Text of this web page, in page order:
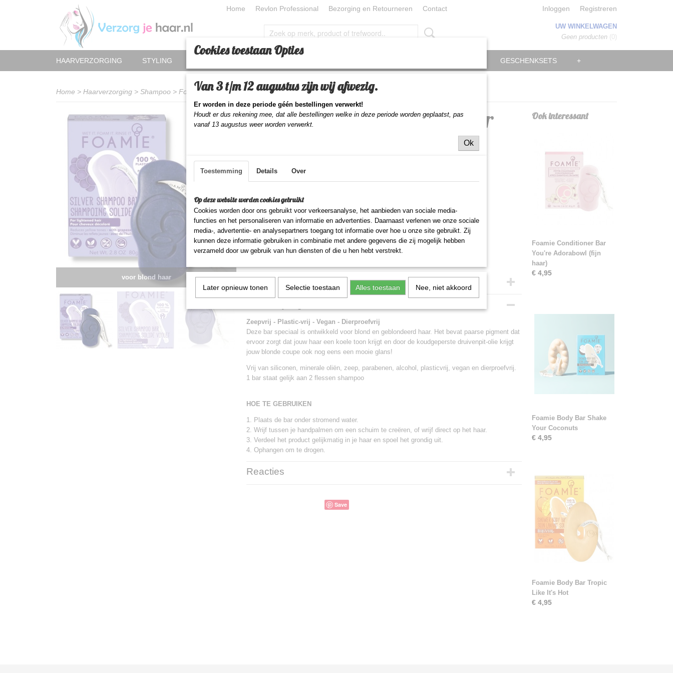
Home Revlon Professional Bezorging en Retourneren Contact Inloggen Registreren
UW WINKELWAGEN
Geen producten (0)
HAARVERZORGING STYLING GESCHENKSETS +
Home > Haarverzorging > Shampoo > Foamie Shampoo Bar Silver Linings (blond haar)
voor blond haar
Foamie Shampoo Bar Silver
€ 5,95 (inclusief btw 21%)
Aantal
IN WINKELWAGEN
EAN code 4063528010858
Zeepvrij - Plastic-vrij - Vegan - Dierproefvrij
Deze bar speciaal is ontwikkeld voor blond en geblondeerd haar. Het bevat paarse pigment dat
ervoor zorgt dat jouw haar een koele toon krijgt en door de koudgeperste druivenpit-olie krijgt
jouw blonde coupe ook nog eens een mooie glans!
Vrij van siliconen, minerale oliën, zeep, parabenen, alcohol, plasticvrij, vegan en dierproefvrij.
1 bar staat gelijk aan 2 flessen shampoo
HOE TE GEBRUIKEN
1. Plaats de bar onder stromend water.
2. Wrijf tussen je handpalmen om een schuim te creëren, of wrijf direct op het haar.
3. Verdeel het product gelijkmatig in je haar en spoel het grondig uit.
4. Ophangen om te drogen.
Reacties
Save
Ook interessant
Foamie Conditioner Bar
You're Adorabowl (fijn
haar)
€ 4,95
Foamie Body Bar Shake
Your Coconuts
€ 4,95
Foamie Body Bar Tropic
Like It's Hot
€ 4,95
Cookies toestaan Opties
Van 3 t/m 12 augustus zijn wij afwezig.
Er worden in deze periode géén bestellingen verwerkt!
Houdt er dus rekening mee, dat alle bestellingen welke in deze periode worden geplaatst, pas
vanaf 13 augustus weer worden verwerkt.
Ok
Toestemming Details Over
Op deze website worden cookies gebruikt
Cookies worden door ons gebruikt voor verkeersanalyse, het aanbieden van sociale media-
functies en het personaliseren van informatie en advertenties. Daarnaast verlenen we onze sociale
media-, advertentie- en analysepartners toegang tot informatie over hoe u onze site gebruikt. Zij
kunnen deze informatie gebruiken in combinatie met andere gegevens die zij mogelijk hebben
verzameld door uw gebruik van hun diensten of die u hen hebt verstrekt.
Later opnieuw tonen Selectie toestaan Alles toestaan Nee, niet akkoord